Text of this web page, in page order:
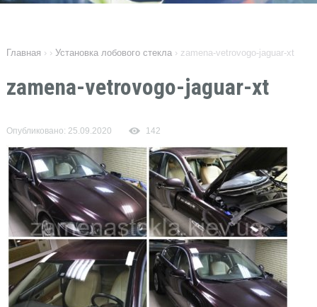
Главная › › Установка лобового стекла› zamena-vetrovogo-jaguar-xt
zamena-vetrovogo-jaguar-xt
Опубликовано: 25.09.2020 142